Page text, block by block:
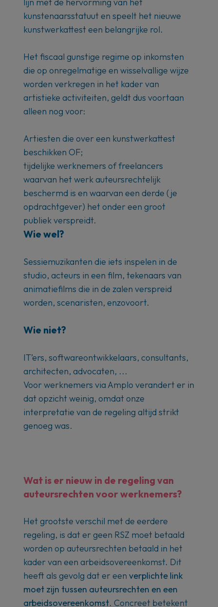
kunstenaarsstatuut en speelt het nieuwe
kunstwerkattest een belangrijke rol.
Het fiscaal gunstige regime op inkomsten
die op onregelmatige en wisselvallige wijze
worden verkregen in het kader van
artistieke activiteiten, geldt dus voortaan
alleen nog voor:
Artiesten die over een kunstwerkattest
beschikken OF;
tijdelijke werknemers of freelancers
waarvan het werk auteursrechtelijk
beschermd is en waarvan een derde (je
opdrachtgever) het onder een groot
publiek verspreidt.
Wie wel?
Sessiemuzikanten die iets inspelen in de
studio, acteurs in een film, tekenaars van
animatiefilms die in de zalen verspreid
worden, scenaristen, enzovoort.
Wie niet?
IT’ers, softwareontwikkelaars, consultants,
architecten, advocaten, ...
Voor werknemers via Amplo verandert er in
dat opzicht weinig, omdat onze
interpretatie van de regeling altijd strikt
genoeg was.
Wat is er nieuw in de regeling van
auteursrechten voor werknemers?
Het grootste verschil met de eerdere
regeling, is dat er geen RSZ moet betaald
worden op auteursrechten betaald in het
kader van een arbeidsovereenkomst. Dit
heeft als gevolg dat er een verplichte link
moet zijn tussen auteursrechten en een
arbeidsovereenkomst. Concreet betekent